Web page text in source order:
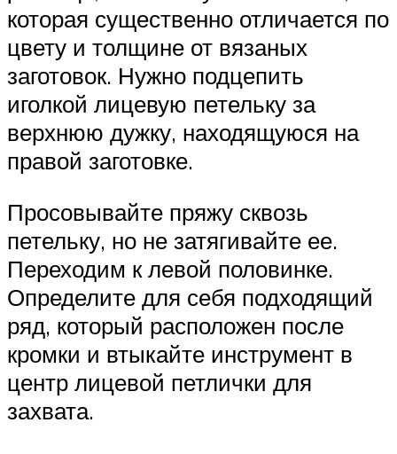
которая существенно отличается по
цвету и толщине от вязаных
заготовок. Нужно подцепить
иголкой лицевую петельку за
верхнюю дужку, находящуюся на
правой заготовке.
Просовывайте пряжу сквозь
петельку, но не затягивайте ее.
Переходим к левой половинке.
Определите для себя подходящий
ряд, который расположен после
кромки и втыкайте инструмент в
центр лицевой петлички для
захвата.